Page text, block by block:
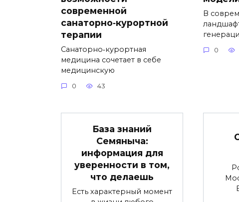
современной
санаторно‑курортной
терапии
Санаторно‑курортная
медицина сочетает в себе
медицинскую
0 43
В
0
База знаний
Семяныча:
информация для
уверенности в том,
что делаешь
Есть характерный момент